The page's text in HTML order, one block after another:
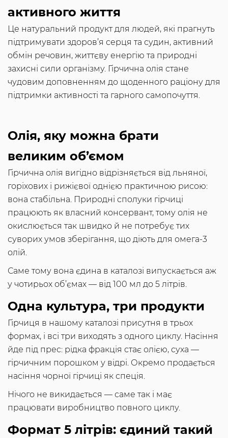
активного життя
Це натуральний продукт для людей, які прагнуть
підтримувати здоров’я серця та судин, активний
обмін речовин, життєву енергію та природні
захисні сили організму. Гірчична олія стане
чудовим доповненням до щоденного раціону для
підтримки активності та гарного самопочуття.
Олія, яку можна брати
великим об’ємом
Гірчична олія вигідно відрізняється від льняної,
горіхових і рижієвої однією практичною рисою:
вона стабільна. Природні сполуки гірчиці
працюють як власний консервант, тому олія не
окислюється так швидко й не потребує тих
суворих умов зберігання, що діють для омега-3
олій.
Саме тому вона єдина в каталозі випускається аж
у чотирьох об’ємах — від 100 мл до 5 літрів.
Одна культура, три продукти
Гірчиця в нашому каталозі присутня в трьох
формах, і всі три виходять з одного циклу. Насіння
йде під прес: рідка фракція стає олією, суха —
гірчичним порошком у відрі. Окремо продається
насіння чорної гірчиці як спеція.
Нічого не викидається — саме так і має
працювати виробництво повного циклу.
Формат 5 літрів: єдиний такий